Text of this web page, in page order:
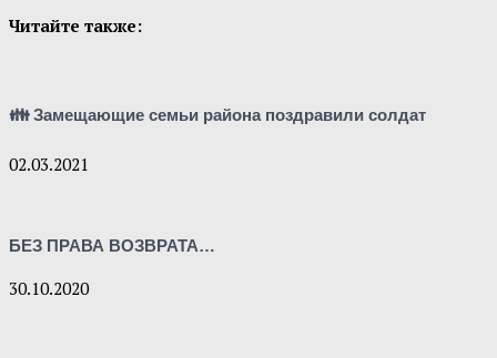
Читайте также:
👪 Замещающие семьи района поздравили солдат
02.03.2021
БЕЗ ПРАВА ВОЗВРАТА…
30.10.2020